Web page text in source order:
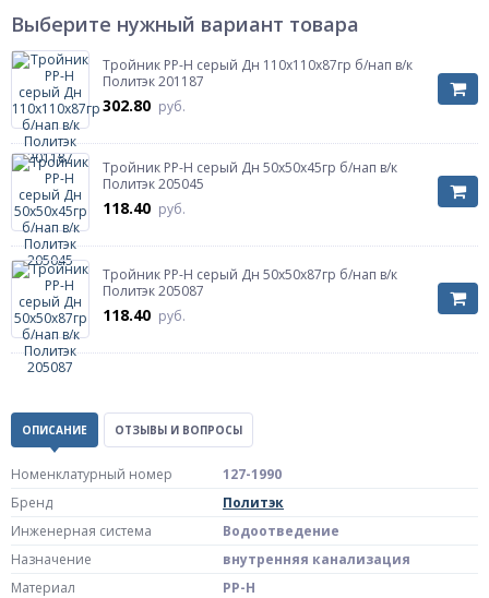
Выберите нужный вариант товара
Тройник PP-H серый Дн 110х110х87гр б/нап в/к
Политэк 201187
302.80 руб.
Тройник PP-H серый Дн 50х50х45гр б/нап в/к
Политэк 205045
118.40 руб.
Тройник PP-H серый Дн 50х50х87гр б/нап в/к
Политэк 205087
118.40 руб.
ОПИСАНИЕ ОТЗЫВЫ И ВОПРОСЫ
Номенклатурный номер
127-1990
Бренд
Политэк
Инженерная система
Водоотведение
Назначение
внутренняя канализация
Материал
PP-H